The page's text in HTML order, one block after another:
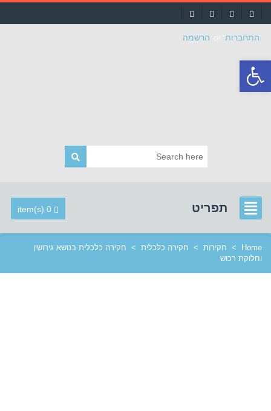
התחברות הרשמה
תפריט 0 item(s)
Home
> חקירות > חקירה כלכלית > חקירה כלכלית בנושא גירושין
וחלוקת רכוש
סרגל
נגישות